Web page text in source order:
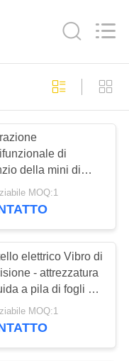
di
della mini di
di alta
attrezzatura
MOQ:1
elettrico Vibro di
- attrezzatura
a pila di fogli da
MOQ:1